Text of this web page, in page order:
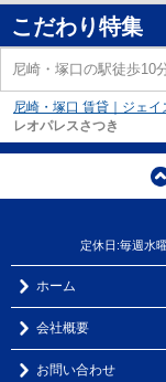
こだわり特集
尼崎・塚口の駅徒歩10
尼崎・塚口 賃貸｜ジェ
レオパレスさつき
定休日:毎週水
ホーム
会社概要
お問い合わせ